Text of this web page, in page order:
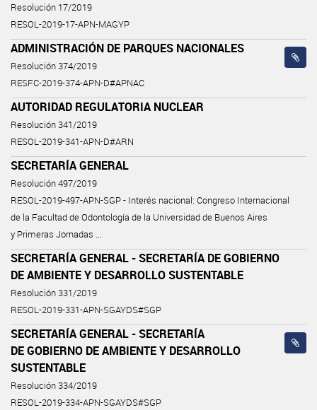
Resolución 17/2019
RESOL-2019-17-APN-MAGYP
ADMINISTRACIÓN DE PARQUES NACIONALES
Resolución 374/2019
RESFC-2019-374-APN-D#APNAC
AUTORIDAD REGULATORIA NUCLEAR
Resolución 341/2019
RESOL-2019-341-APN-D#ARN
SECRETARÍA GENERAL
Resolución 497/2019
RESOL-2019-497-APN-SGP - Interés nacional: Congreso Internacional
de la Facultad de Odontología de la Universidad de Buenos Aires
y Primeras Jornadas ...
SECRETARÍA GENERAL - SECRETARÍA DE GOBIERNO
DE AMBIENTE Y DESARROLLO SUSTENTABLE
Resolución 331/2019
RESOL-2019-331-APN-SGAYDS#SGP
SECRETARÍA GENERAL - SECRETARÍA
DE GOBIERNO DE AMBIENTE Y DESARROLLO
SUSTENTABLE
Resolución 334/2019
RESOL-2019-334-APN-SGAYDS#SGP